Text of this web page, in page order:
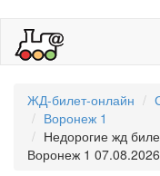
ЖД-билет-онлайн
Воронеж 1
Недорогие жд
Воронеж 1